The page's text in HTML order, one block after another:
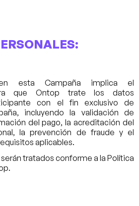
esta Campaña implica el
que Ontop trate los datos
con el fin exclusivo de
incluyendo la validación de
del pago, la acreditación del
la prevención de fraude y el
aplicables.
tratados conforme a la Política